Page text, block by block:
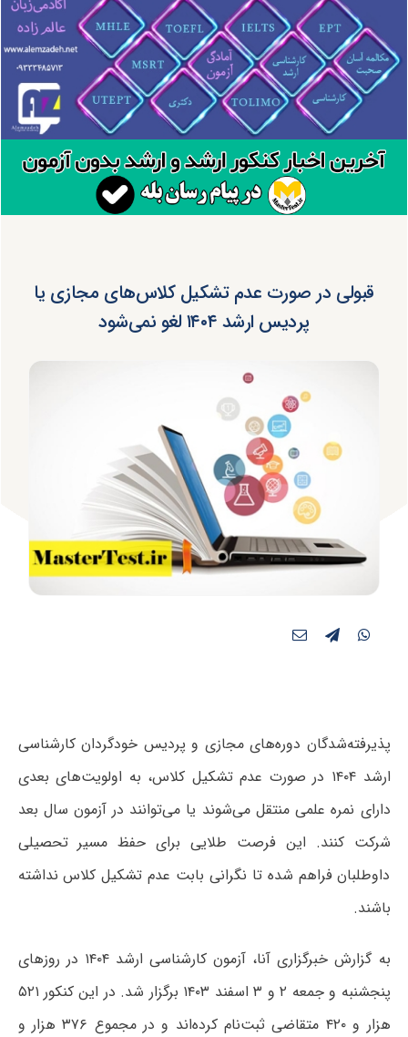
قبولی در صورت‌ عدم تشکیل کلاس‌های مجازی یا
پردیس ارشد ۱۴۰۴ لغو نمی‌شود
پذیرفته‌شدگان دوره‌های مجازی و پردیس خودگردان کارشناسی
ارشد ۱۴۰۴ در صورت‌ عدم تشکیل کلاس، به اولویت‌های بعدی
دارای نمره علمی منتقل می‌شوند یا می‌توانند در آزمون سال بعد
شرکت کنند. این فرصت طلایی برای حفظ مسیر تحصیلی
داوطلبان فراهم شده تا نگرانی بابت‌ عدم تشکیل کلاس نداشته
باشند.
به گزارش خبرگزاری آنا، آزمون کارشناسی ارشد ۱۴۰۴ در روزهای
پنجشنبه و جمعه ۲ و ۳ اسفند ۱۴۰۳ برگزار شد. در این کنکور ۵۲۱
هزار و ۴۲۰ متقاضی ثبت‌نام کرده‌اند و در مجموع ۳۷۶ هزار و